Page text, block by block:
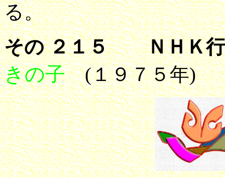
る。
その ２１５ ＮＨＫ行
きの子(１９７５年)